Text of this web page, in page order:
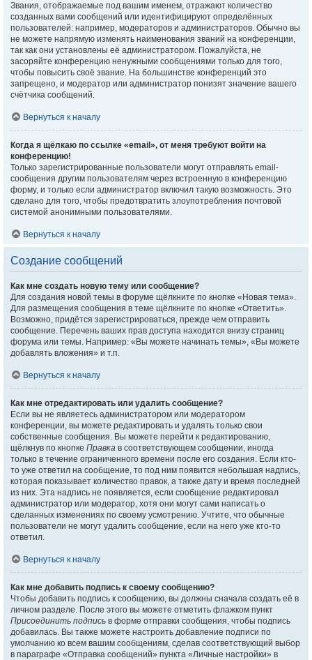
Звания, отображаемые под вашим именем, отражают количество
созданных вами сообщений или идентифицируют определённых
пользователей: например, модераторов и администраторов. Обычно вы
не можете напрямую изменять наименования званий на конференции,
так как они установлены её администратором. Пожалуйста, не
засоряйте конференцию ненужными сообщениями только для того,
чтобы повысить своё звание. На большинстве конференций это
запрещено, и модератор или администратор понизят значение вашего
счётчика сообщений.
Вернуться к началу
Когда я щёлкаю по ссылке «email», от меня требуют войти на
конференцию!
Только зарегистрированные пользователи могут отправлять email-
сообщения другим пользователям через встроенную в конференцию
форму, и только если администратор включил такую возможность. Это
сделано для того, чтобы предотвратить злоупотребления почтовой
системой анонимными пользователями.
Вернуться к началу
Создание сообщений
Как мне создать новую тему или сообщение?
Для создания новой темы в форуме щёлкните по кнопке «Новая тема».
Для размещения сообщения в теме щёлкните по кнопке «Ответить».
Возможно, придётся зарегистрироваться, прежде чем отправить
сообщение. Перечень ваших прав доступа находится внизу страниц
форума или темы. Например: «Вы можете начинать темы», «Вы можете
добавлять вложения» и т.п.
Вернуться к началу
Как мне отредактировать или удалить сообщение?
Если вы не являетесь администратором или модератором
конференции, вы можете редактировать и удалять только свои
собственные сообщения. Вы можете перейти к редактированию,
щёлкнув по кнопке Правка в соответствующем сообщении, иногда
только в течение ограниченного времени после его создания. Если кто-
то уже ответил на сообщение, то под ним появится небольшая надпись,
которая показывает количество правок, а также дату и время последней
из них. Эта надпись не появляется, если сообщение редактировал
администратор или модератор, хотя они могут сами написать о
сделанных изменениях по своему усмотрению. Учтите, что обычные
пользователи не могут удалить сообщение, если на него уже кто-то
ответил.
Вернуться к началу
Как мне добавить подпись к своему сообщению?
Чтобы добавить подпись к сообщению, вы должны сначала создать её в
личном разделе. После этого вы можете отметить флажком пункт
Присоединить подпись в форме отправки сообщения, чтобы подпись
добавилась. Вы также можете настроить добавление подписи по
умолчанию ко всем вашим сообщениям, сделав соответствующий выбор
в параграфе «Отправка сообщений» пункта «Личные настройки» в